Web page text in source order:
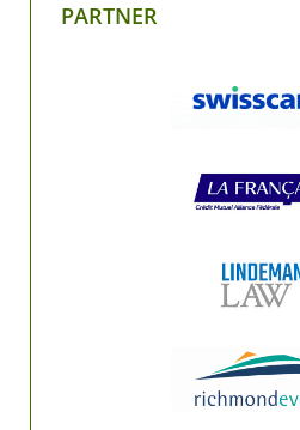
PARTNER